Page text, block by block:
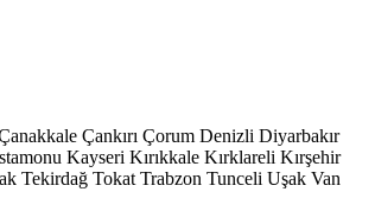
Çankırı Çorum Denizli Diyarbakır
Kayseri Kırıkkale Kırklareli Kırşehir
Tekirdağ Tokat Trabzon Tunceli Uşak Van